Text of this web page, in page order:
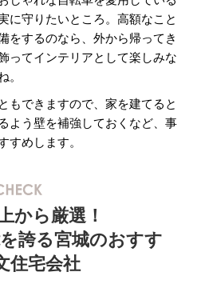
に守りたいところ。高額なこと
をするのなら、外から帰ってき
ってインテリアとして楽しみな
。
もできますので、家を建てると
よう壁を補強しておくなど、事
すめします。
から厳選！
誇る宮城のおすす
住宅会社